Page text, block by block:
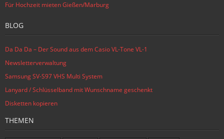
Für Hochzeit mieten Gießen/Marburg
BLOG
Da Da Da – Der Sound aus dem Casio VL-Tone VL-1
Newsletterverwaltung
Samsung SV-S97 VHS Multi System
Lanyard / Schlüsselband mit Wunschname geschenkt
Disketten kopieren
THEMEN